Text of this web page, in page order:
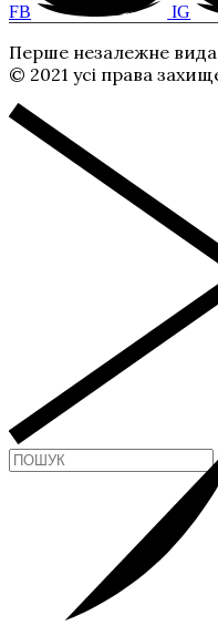
FB IG
Перше незалежне
© 2021 усі права